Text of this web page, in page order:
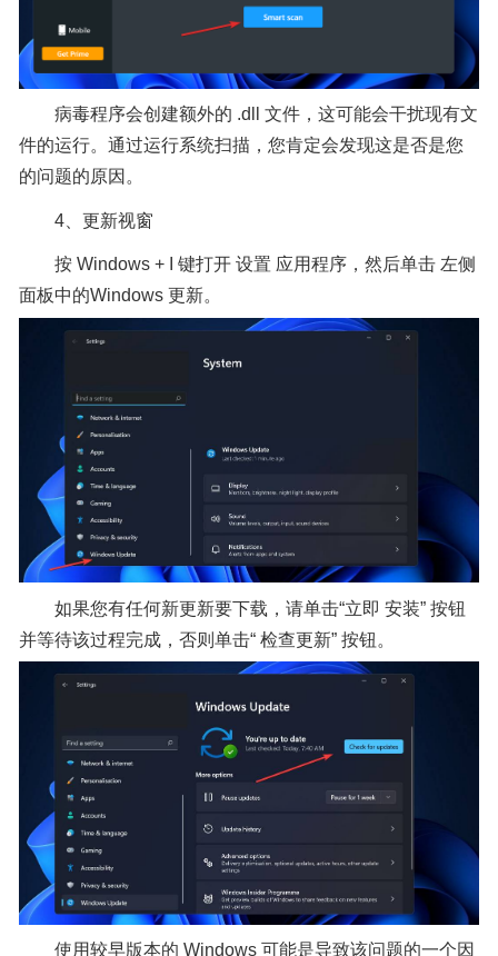
病毒程序会创建额外的 .dll 文件，这可能会干扰现有文
件的运行。通过运行系统扫描，您肯定会发现这是否是您
的问题的原因。
4、更新视窗
按 Windows + I 键打开 设置 应用程序，然后单击 左侧
面板中的Windows 更新。
如果您有任何新更新要下载，请单击“立即 安装” 按钮
并等待该过程完成，否则单击“ 检查更新” 按钮。
使用较早版本的 Windows 可能是导致该问题的一个因